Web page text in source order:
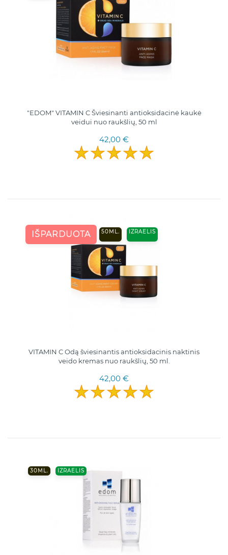
"EDOM" VITAMIN C Šviesinanti antioksidacinė kaukė
veidui nuo raukšlių, 50 ml
42,00 €
IŠPARDUOTA 50ML. IZRAELIS
VITAMIN C Odą šviesinantis antioksidacinis naktinis
veido kremas nuo raukšlių, 50 ml.
42,00 €
30ML. IZRAELIS